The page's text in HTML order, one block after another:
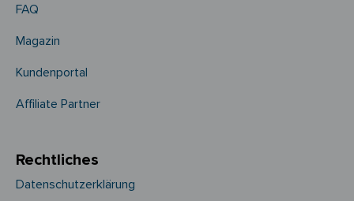
FAQ
Magazin
Kundenportal
Affiliate Partner
Rechtliches
Datenschutzerklärung